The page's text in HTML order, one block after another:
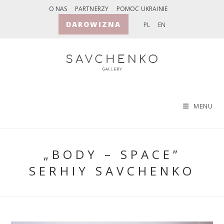
O NAS PARTNERZY POMOC UKRAINIE
DAROWIZNA PL EN
MENU
„BODY – SPACE”
SERHIY SAVCHENKO